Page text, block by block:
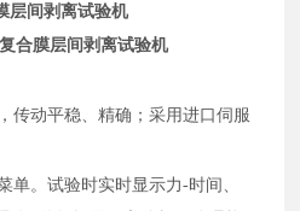
层间剥离试验机
传动平稳、精确；采用进口伺服
单。试验时实时显示力-时间、